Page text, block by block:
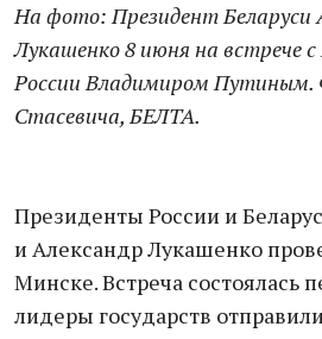
На фото: Президент Беларуси
Лукашенко 8 июня на встрече
России Владимиром Путиным.
Стасевича, БЕЛТА.
Президенты России и
и Александр Лукашенко
Минске. Встреча состоялась
лидеры государств